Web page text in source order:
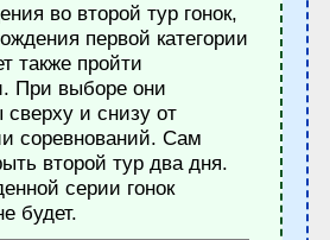
во второй тур гонок,
первой категории
также пройти
При выборе они
и снизу от
соревнований. Сам
второй тур два дня.
серии гонок
будет.